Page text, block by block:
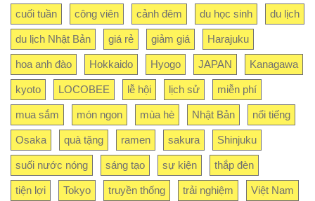
cuối tuần công viên cảnh đêm du học sinh du lịch
du lịch Nhật Bản giá rẻ giảm giá Harajuku
hoa anh đào Hokkaido Hyogo JAPAN Kanagawa
kyoto LOCOBEE lễ hội lịch sử miễn phí
mua sắm món ngon mùa hè Nhật Bản nổi tiếng
Osaka quà tặng ramen sakura Shinjuku
suối nước nóng sáng tạo sự kiện thắp đèn
tiện lợi Tokyo truyền thống trải nghiệm Việt Nam